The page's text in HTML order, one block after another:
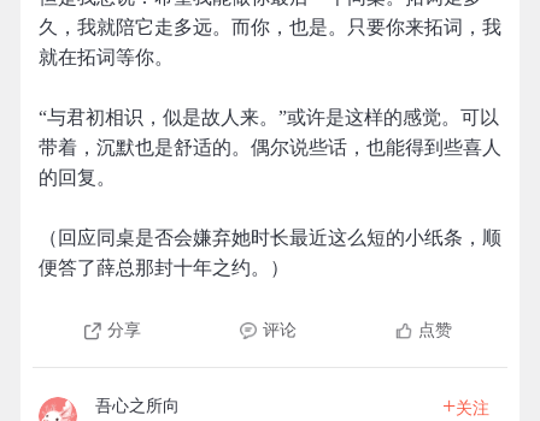
久，我就陪它走多远。而你，也是。只要你来拓词，我
就在拓词等你。
“与君初相识，似是故人来。”或许是这样的感觉。可以
带着，沉默也是舒适的。偶尔说些话，也能得到些喜人
的回复。
（回应同桌是否会嫌弃她时长最近这么短的小纸条，顺
便答了薛总那封十年之约。）
分享 评论 点赞
吾心之所向 +关注